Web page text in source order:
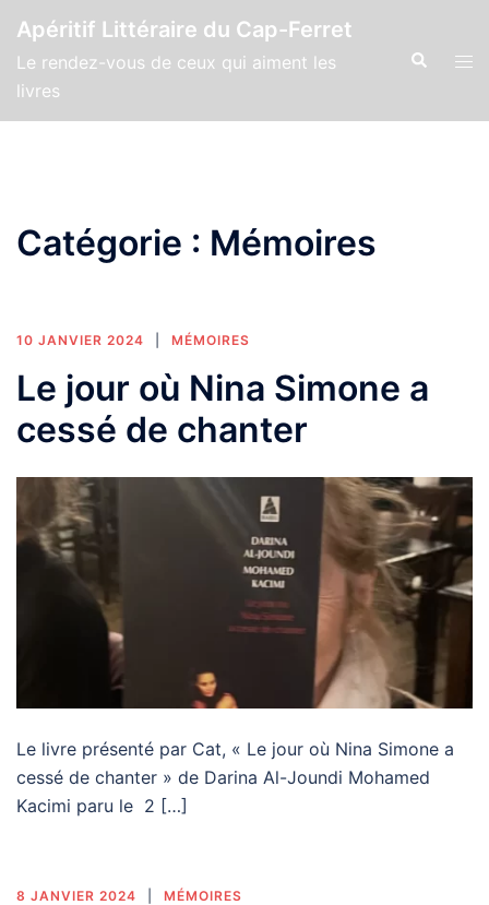
au
contenu
Apéritif Littéraire du Cap-Ferret
Le rendez-vous de ceux qui aiment les
livres
Catégorie : Mémoires
10 JANVIER 2024 MÉMOIRES
Le jour où Nina Simone a
cessé de chanter
Le livre présenté par Cat, « Le jour où Nina Simone a
cessé de chanter » de Darina Al-Joundi Mohamed
Kacimi paru le 2 […]
8 JANVIER 2024 MÉMOIRES